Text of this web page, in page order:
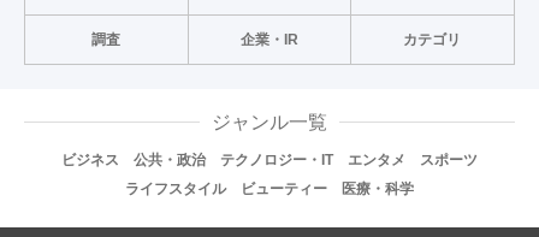
調査 企業・IR カテゴリ
ジャンル一覧
ビジネス 公共・政治 テクノロジー・IT エンタメ
スポーツ
ライフスタイル
ビューティー 医療・科学